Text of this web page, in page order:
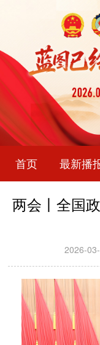
首页 最新播
两会丨全国
2026-